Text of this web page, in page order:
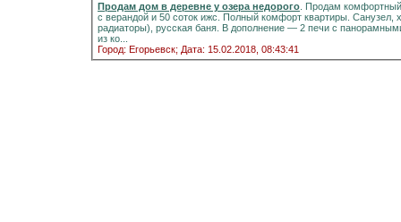
Продам дом в деревне у озера недорого . Продам комфортный
с верандой и 50 соток ижс. Полный комфорт квартиры. Санузел, холодная и горячая вода,
радиаторы), русская баня. В дополнение — 2 печи с панорамными стёклами.Информация на портале домиклайт.Вода
из ко...
Город: Егорьевск; Дата: 15.02.2018, 08:43:41